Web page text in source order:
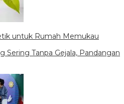
untuk Rumah Memukau
Sering Tanpa Gejala, Pandangan